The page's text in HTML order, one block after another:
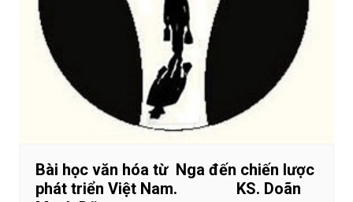
Bài học văn hóa từ Nga đến chiến lược
phát triển Việt Nam. KS. Doãn